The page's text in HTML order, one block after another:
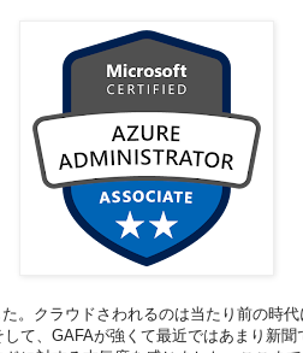
。クラウドさわれるのは当たり前の時代
て、GAFAが強くて最近ではあまり新聞